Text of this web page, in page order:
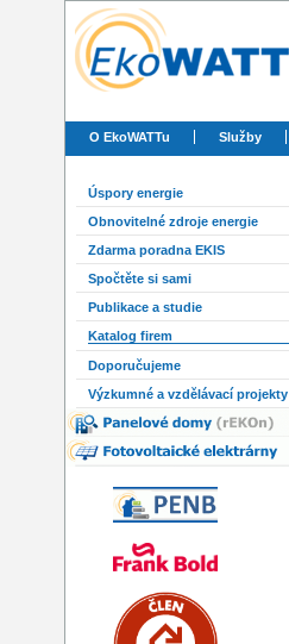
O EkoWATTu Služby
Úspory energie
Obnovitelné zdroje energie
Zdarma poradna EKIS
Spočtěte si sami
Publikace a studie
Katalog firem
Doporučujeme
Výzkumné a vzdělávací projekty